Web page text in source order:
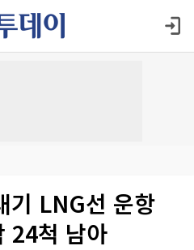
기 LNG선 운항
24척 남아